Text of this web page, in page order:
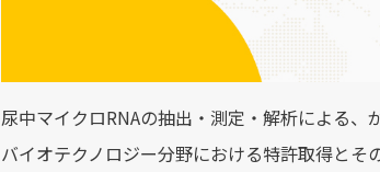
尿中マイクロRNAの抽出・測定・解析による
バイオテクノロジー分野における特許取得とそ